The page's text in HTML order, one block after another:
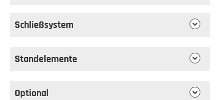
Schließsystem
Standelemente
Optional